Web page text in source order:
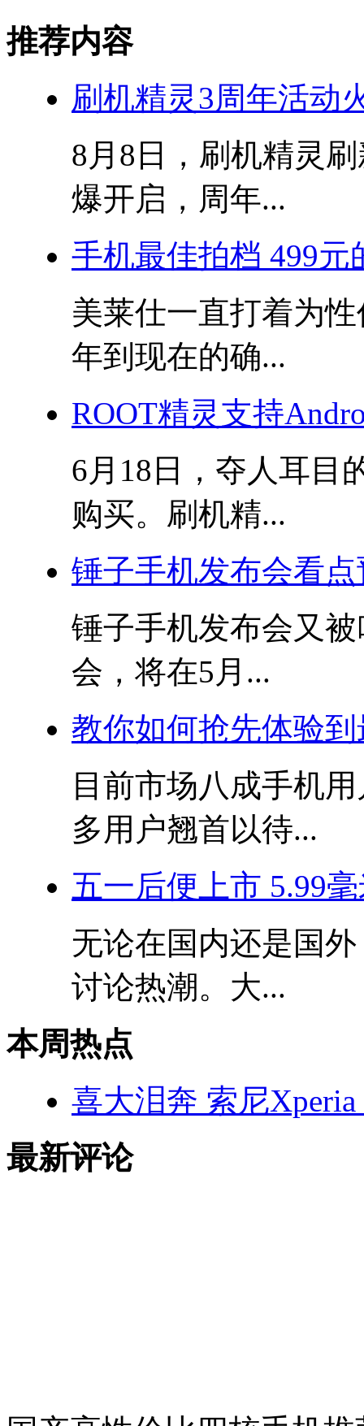
推荐内容
刷机精灵3周年活动
8月8日，刷机精灵
爆开启，周年...
手机最佳拍档 499元
美莱仕一直打着为
年到现在的确...
ROOT精灵支持
6月18日，夺人耳目
购买。刷机精...
锤子手机发布会看
锤子手机发布会又
会，将在5月...
教你如何抢先体验
目前市场八成手机
多用户翘首以待...
五一后便上市 5.99
无论在国内还是国
讨论热潮。大...
本周热点
喜大泪奔 索尼
最新评论